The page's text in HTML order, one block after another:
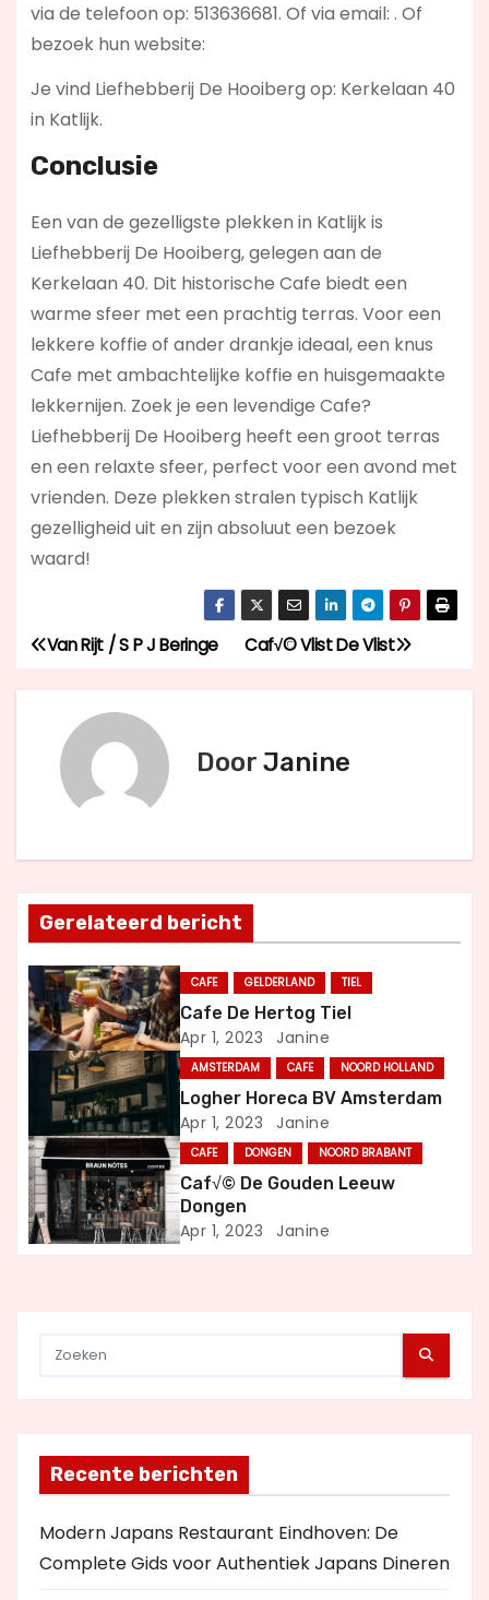
via de telefoon op: 513636681. Of via email: . Of
bezoek hun website:
Je vind Liefhebberij De Hooiberg op: Kerkelaan 40
in Katlijk.
Conclusie
Een van de gezelligste plekken in Katlijk is
Liefhebberij De Hooiberg, gelegen aan de
Kerkelaan 40. Dit historische Cafe biedt een
warme sfeer met een prachtig terras. Voor een
lekkere koffie of ander drankje ideaal, een knus
Cafe met ambachtelijke koffie en huisgemaakte
lekkernijen. Zoek je een levendige Cafe?
Liefhebberij De Hooiberg heeft een groot terras
en een relaxte sfeer, perfect voor een avond met
vrienden. Deze plekken stralen typisch Katlijk
gezelligheid uit en zijn absoluut een bezoek
waard!
B
e
t
n
a
g
a
t
Caf√© Vlist De Vlist
Van Rijt / S P J Beringe
Door Janine
Gerelateerd bericht
CAFE GELDERLAND TIEL
Cafe De Hertog Tiel
Apr 1, 2023 Janine
AMSTERDAM CAFE NOORD HOLLAND
Logher Horeca BV Amsterdam
Apr 1, 2023 Janine
CAFE DONGEN NOORD BRABANT
Caf√© De Gouden Leeuw
Dongen
Apr 1, 2023 Janine
Recente berichten
Modern Japans Restaurant Eindhoven: De
Complete Gids voor Authentiek Japans Dineren